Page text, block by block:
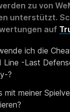
zu von
unterstützt.
auf
ich die
Line -Last
?
mit meiner